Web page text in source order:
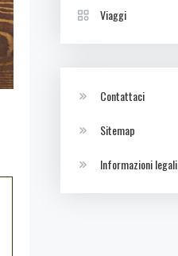
Viaggi
Contattaci
Sitemap
Informazioni legali